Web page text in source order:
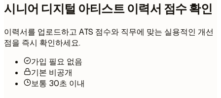
시니어 디지털 아티스트 이력서 점수 확인
이력서를 업로드하고 ATS 점수와 직무에 맞는 실용적인 개선
점을 즉시 확인하세요.
가입 필요 없음
기본 비공개
보통 30초 이내